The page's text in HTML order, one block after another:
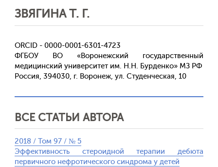
ЗВЯГИНА Т. Г.
ORCID - 0000-0001-6301-4723
ФГБОУ ВО «Воронежский государственный
медицинский университет им. Н.Н. Бурденко» МЗ РФ
Россия, 394030, г. Воронеж, ул. Студенческая, 10
ВСЕ СТАТЬИ АВТОРА
2018 / Том 97 / № 5
Эффективность стероидной терапии дебюта
первичного нефротического синдрома у детей